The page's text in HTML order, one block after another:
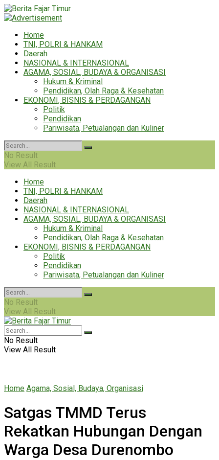
Home
TNI, POLRI & HANKAM
Daerah
NASIONAL & INTERNASIONAL
AGAMA, SOSIAL, BUDAYA & ORGANISASI
Hukum & Kriminal
Pendidikan, Olah Raga & Kesehatan
EKONOMI, BISNIS & PERDAGANGAN
Politik
Pendidikan
Pariwisata, Petualangan dan Kuliner
No Result
View All Result
Home
TNI, POLRI & HANKAM
Daerah
NASIONAL & INTERNASIONAL
AGAMA, SOSIAL, BUDAYA & ORGANISASI
Hukum & Kriminal
Pendidikan, Olah Raga & Kesehatan
EKONOMI, BISNIS & PERDAGANGAN
Politik
Pendidikan
Pariwisata, Petualangan dan Kuliner
No Result
View All Result
No Result
View All Result
Home Agama, Sosial, Budaya, Organisasi
Satgas TMMD Terus
Rekatkan Hubungan Dengan
Warga Desa Durenombo